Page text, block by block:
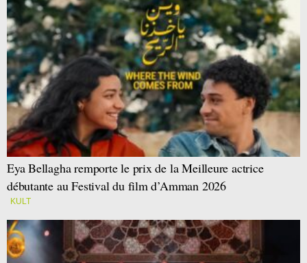
Eya Bellagha remporte le prix de la Meilleure actrice
débutante au Festival du film d’Amman 2026
KULT